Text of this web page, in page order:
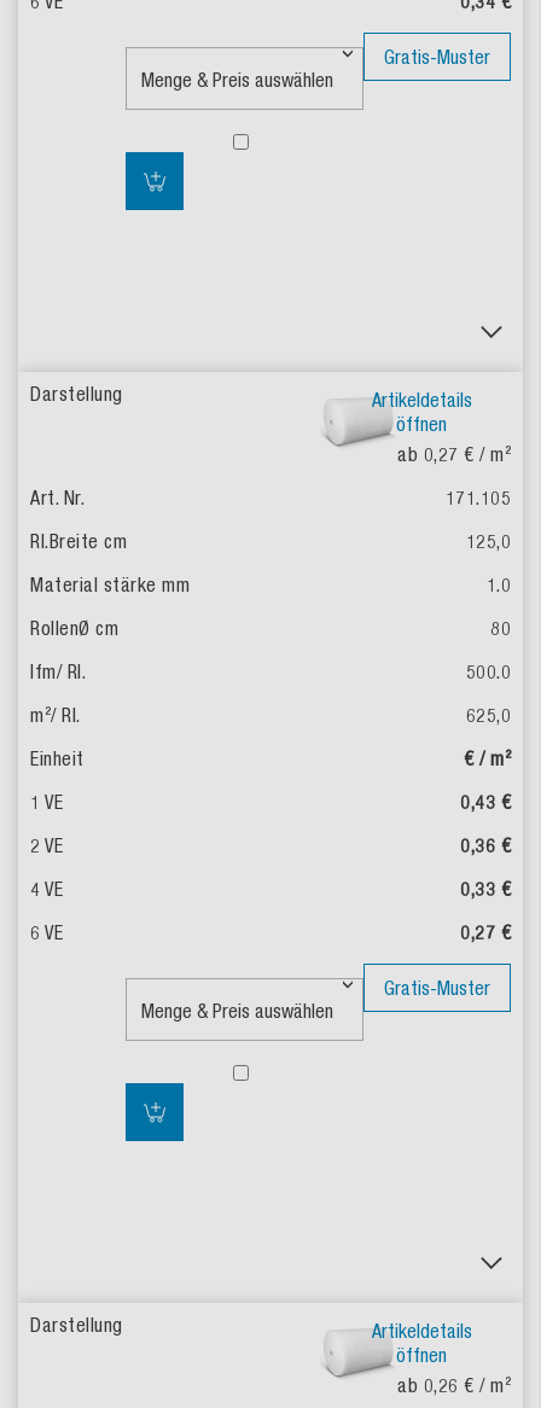
Gratis-Muster
Artikeldetails
öffnen
ab 0,27 € / m²
171.105
125,0
1.0
80
500.0
625,0
€ / m²
0,43 €
0,36 €
0,33 €
0,27 €
Gratis-Muster
Artikeldetails
öffnen
ab 0,26 € / m²